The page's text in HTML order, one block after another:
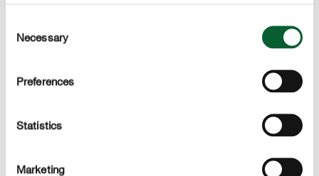
Selection
Necessary
Preferences
Statistics
Marketing
ANWENDUNG
TECHNISCHE DETAILS